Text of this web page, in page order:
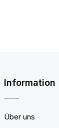
Information
Über uns